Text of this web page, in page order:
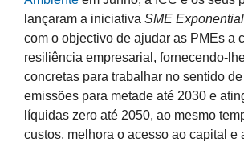
lançaram a iniciativa SME
com o objectivo de ajudar as PMEs a
resiliência empresarial, fornecendo-
concretas para trabalhar no sentido
emissões para metade até 2030 e
líquidas zero até 2050, ao mesmo
custos, melhora o acesso ao capital e